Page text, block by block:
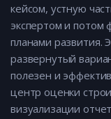
кейсом, устную
экспертом и
планами развития.
развернутый
полезен и
центр оценки
визуализации